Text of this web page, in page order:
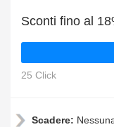
Sconti fino al
25 Click
Scadere: